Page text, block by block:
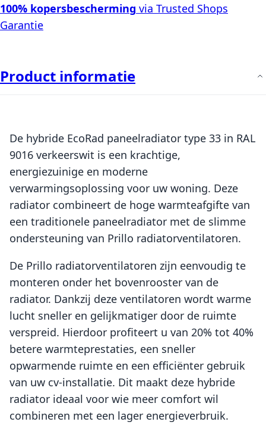
100% kopersbescherming via Trusted Shops
Garantie
Product informatie
De hybride EcoRad paneelradiator type 33 in RAL
9016 verkeerswit is een krachtige,
energiezuinige en moderne
verwarmingsoplossing voor uw woning. Deze
radiator combineert de hoge warmteafgifte van
een traditionele paneelradiator met de slimme
ondersteuning van Prillo radiatorventilatoren.
De Prillo radiatorventilatoren zijn eenvoudig te
monteren onder het bovenrooster van de
radiator. Dankzij deze ventilatoren wordt warme
lucht sneller en gelijkmatiger door de ruimte
verspreid. Hierdoor profiteert u van 20% tot 40%
betere warmteprestaties, een sneller
opwarmende ruimte en een efficiënter gebruik
van uw cv-installatie. Dit maakt deze hybride
radiator ideaal voor wie meer comfort wil
combineren met een lager energieverbruik.